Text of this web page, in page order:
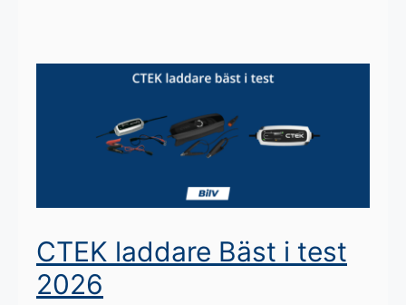
CTEK laddare Bäst i test
2026